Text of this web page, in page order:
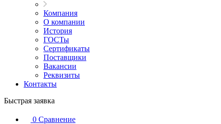
Компания
О компании
История
ГОСТы
Сертификаты
Поставщики
Вакансии
Реквизиты
Контакты
Быстрая заявка
0 Сравнение